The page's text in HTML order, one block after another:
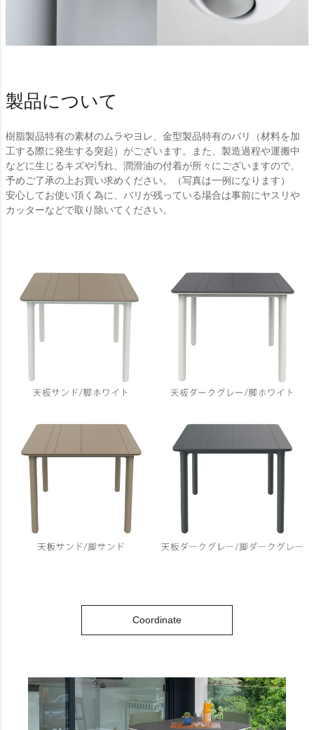
製品について
樹脂製品特有の素材のムラやヨレ、金型製品特有のバリ（材料を加
工する際に発生する突起）がございます。また、製造過程や運搬中
などに生じるキズや汚れ、潤滑油の付着が所々にございますので、
予めご了承の上お買い求めください。（写真は一例になります）
安心してお使い頂く為に、バリが残っている場合は事前にヤスリや
カッターなどで取り除いてください。
Coordinate